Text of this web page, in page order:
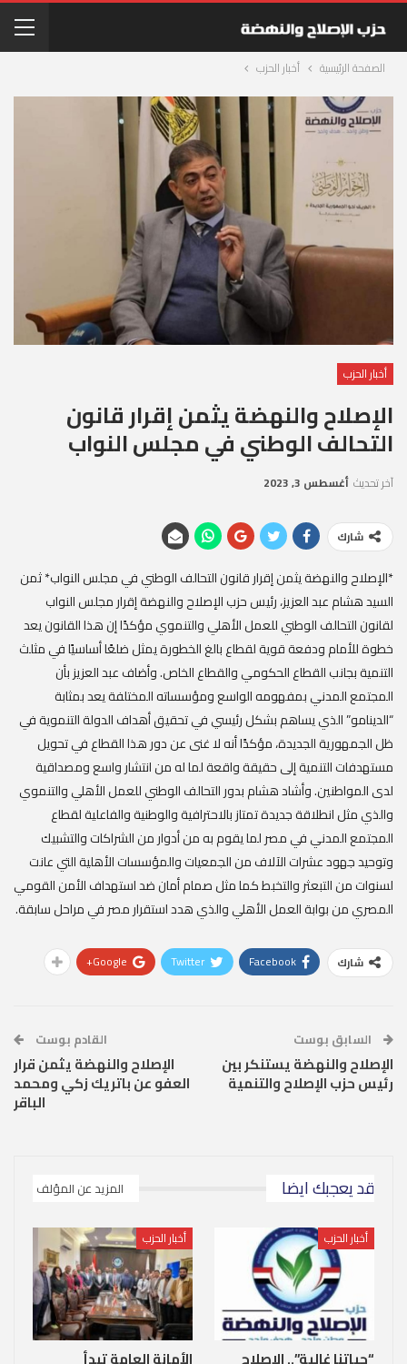
الصفحة الرئيسية أخبار الحزب
أخبار الحزب
الإصلاح والنهضة يثمن إقرار قانون
التحالف الوطني في مجلس النواب
آخر تحديث أغسطس 3, 2023
شارك
*الإصلاح والنهضة يثمن إقرار قانون التحالف الوطني في مجلس النواب* ثمن
السيد هشام عبد العزيز، رئيس حزب الإصلاح والنهضة إقرار مجلس النواب
لقانون التحالف الوطني للعمل الأهلي والتنموي مؤكدًا إن هذا القانون يعد
خطوة للأمام ودفعة قوية لقطاع بالغ الخطورة يمثل ضلعًا أساسيًا في مثلث
التنمية بجانب القطاع الحكومي والقطاع الخاص. وأضاف عبد العزيز بأن
المجتمع المدني بمفهومه الواسع ومؤسساته المختلفة يعد بمثابة
“الدينامو” الذي يساهم بشكل رئيسي في تحقيق أهداف الدولة التنموية في
ظل الجمهورية الجديدة، مؤكدًا أنه لا غنى عن دور هذا القطاع في تحويل
مستهدفات التنمية إلى حقيقة واقعة لما له من انتشار واسع ومصداقية
لدى المواطنين. وأشاد هشام بدور التحالف الوطني للعمل الأهلي والتنموي
والذي مثل انطلاقة جديدة تمتاز بالاحترافية والوطنية والفاعلية لقطاع
المجتمع المدني في مصر لما يقوم به من أدوار من الشراكات والتشبيك
وتوحيد جهود عشرات الآلاف من الجمعيات والمؤسسات الأهلية التي عانت
لسنوات من التبعثر والتخبط كما مثل صمام أمان ضد استهداف الأمن القومي
المصري من بوابة العمل الأهلي والذي هدد استقرار مصر في مراحل سابقة.
شارك Facebook
Twitter
Google+
السابق بوست
الإصلاح والنهضة يستنكر بين
رئيس حزب الإصلاح والتنمية
القادم بوست
الإصلاح والنهضة يثمن قرار
العفو عن باتريك زكي ومحمد
الباقر
قد يعجبك ايضا المزيد عن المؤلف
أخبار الحزب
“حياتنا غالية”.. الإصلاح
أخبار الحزب
الأمانة العامة تبدأ